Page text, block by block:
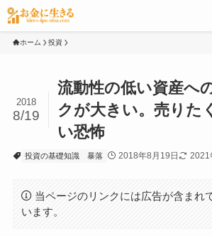
ホーム 投資
流動性の低い資産へ
クが大きい。売りた
い恐怖
2018
8/19
投資の基礎知識 暴落 2018年8月19日 2021
当ページのリンクには広告が含まれ
います。